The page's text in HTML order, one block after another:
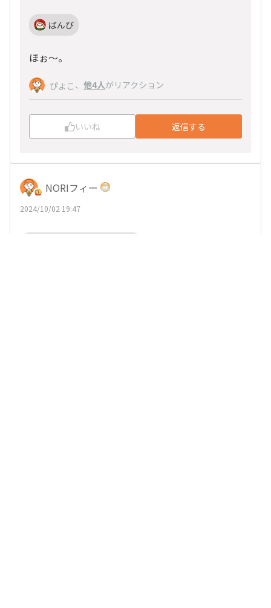
ばんび
ほぉ～。
ぴよこ 、 他4人がリアクション
いいね 返信する
NORIフィー
2024/10/02 19:47